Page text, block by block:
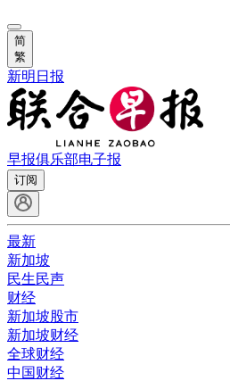
简
繁
新明日报
早报俱乐部电子报
订阅
最新
新加坡
民生民声
财经
新加坡股市
新加坡财经
全球财经
中国财经